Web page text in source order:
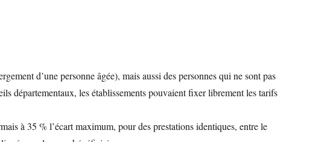
d’une personne âgée), mais aussi des personnes qui ne sont pas
départementaux, les établissements pouvaient fixer librement les tarifs
à 35 % l’écart maximum, pour des prestations identiques, entre le